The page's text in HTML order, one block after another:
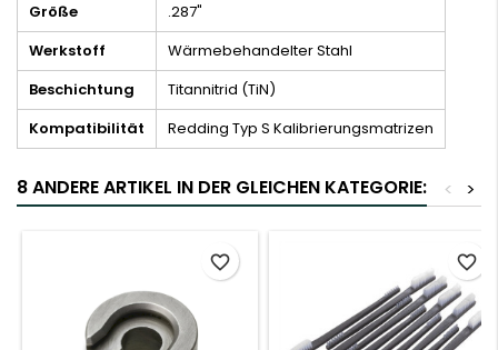
Größe
.287"
Werkstoff
Wärmebehandelter Stahl
Beschichtung
Titannitrid (TiN)
Kompatibilität
Redding Typ S Kalibrierungsmatrizen
8 ANDERE ARTIKEL IN DER GLEICHEN KATEGORIE: >
<
favorite_border favorite_border